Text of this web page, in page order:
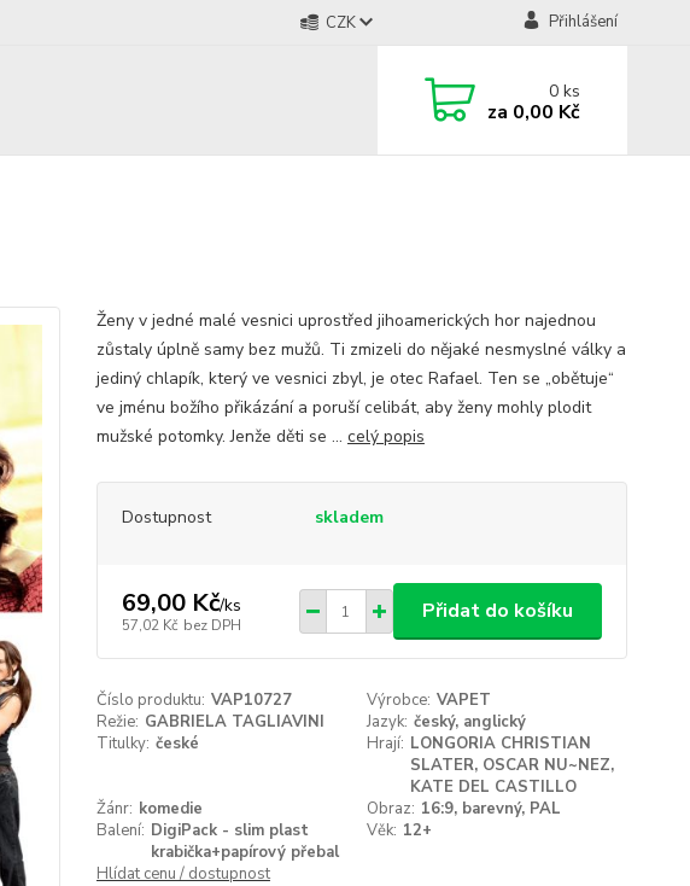
CZK Přihlášení
0ks
za 0,00 Kč
Ženy v jedné malé vesnici uprostřed jihoamerických hor najednou
zůstaly úplně samy bez mužů. Ti zmizeli do nějaké nesmyslné války a
jediný chlapík, který ve vesnici zbyl, je otec Rafael. Ten se „obětuje“
ve jménu božího přikázání a poruší celibát, aby ženy mohly plodit
mužské potomky. Jenže děti se ... celý popis
Dostupnost skladem
69,00 Kč/ks
57,02 Kč bez DPH
Přidat do košíku
Číslo produktu: VAP10727 Výrobce: VAPET
Režie: GABRIELA TAGLIAVINI Jazyk: český, anglický
Titulky: české Hrají: LONGORIA CHRISTIAN
SLATER, OSCAR NU~NEZ,
KATE DEL CASTILLO
Žánr: komedie Obraz: 16:9, barevný, PAL
Balení: DigiPack - slim plast
krabička+papírový přebal
Věk: 12+
Hlídat cenu / dostupnost